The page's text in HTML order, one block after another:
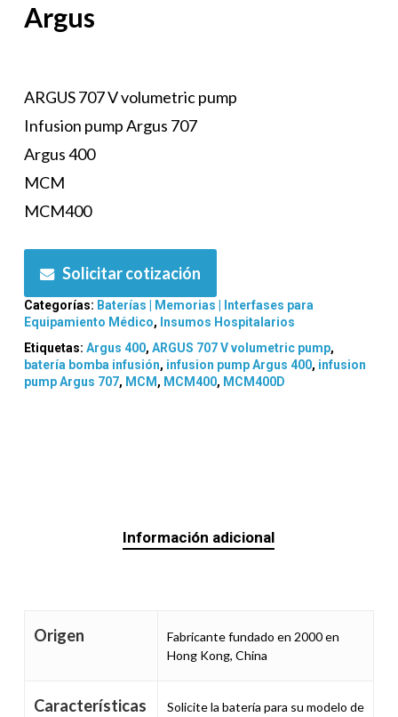
Argus
ARGUS 707 V volumetric pump
Infusion pump Argus 707
Argus 400
MCM
MCM400
Solicitar cotización
Categorías: Baterías | Memorias | Interfases para
Equipamiento Médico, Insumos Hospitalarios
Etiquetas: Argus 400, ARGUS 707 V volumetric pump,
batería bomba infusión, infusion pump Argus 400, infusion
pump Argus 707, MCM , MCM400, MCM400D
Información adicional
Origen
Fabricante fundado en 2000 en
Hong Kong, China
Características
Solicite la batería para su modelo de